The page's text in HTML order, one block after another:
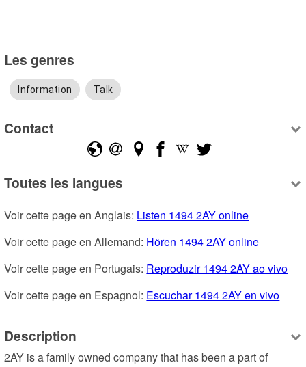
Les genres
Information Talk
Contact
Toutes les langues
Voir cette page en Anglais: Listen 1494 2AY online
Voir cette page en Allemand: Hören 1494 2AY online
Voir cette page en Portugais: Reproduzir 1494 2AY ao vivo
Voir cette page en Espagnol: Escuchar 1494 2AY en vivo
Description
2AY is a family owned company that has been a part of